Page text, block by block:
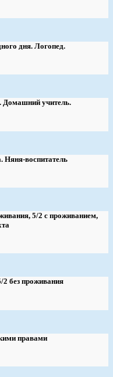
дня. Логопед.
Домашний учитель.
Няня-воспитатель
5/2 с проживанием,
2 без проживания
правами